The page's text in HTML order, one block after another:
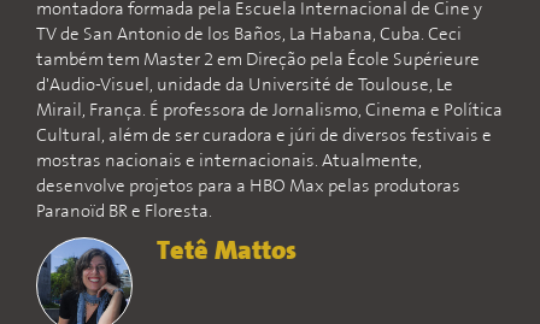
montadora formada pela Escuela Internacional de Cine y
TV de San Antonio de los Baños, La Habana, Cuba. Ceci
também tem Master 2 em Direção pela École Supérieure
d'Audio-Visuel, unidade da Université de Toulouse, Le
Mirail, França. É professora de Jornalismo, Cinema e Política
Cultural, além de ser curadora e júri de diversos festivais e
mostras nacionais e internacionais. Atualmente,
desenvolve projetos para a HBO Max pelas produtoras
Paranoïd BR e Floresta.
Tetê Mattos